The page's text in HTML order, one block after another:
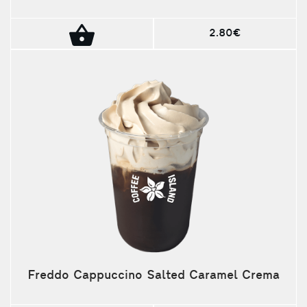
2.80€
Freddo Cappuccino Salted Caramel Crema